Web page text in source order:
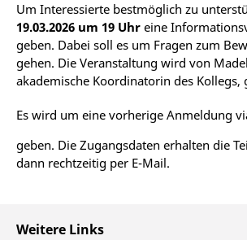
Um Interessierte bestmöglich zu
19.03.2026 um 19 Uhr eine
geben. Dabei soll es um Fragen zum
gehen. Die Veranstaltung wird von
akademische Koordinatorin des Kollegs,
Es wird um eine vorherige Anmeldung
geben. Die Zugangsdaten erhalten die
dann rechtzeitig per E-Mail.
Weitere Links